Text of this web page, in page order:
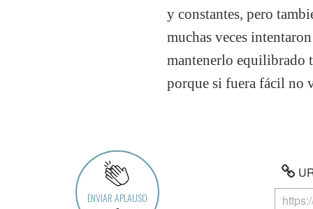
y constantes, pero
muchas veces
mantenerlo equilibrado
porque si fuera fácil no
ENVIAR APLAUSO